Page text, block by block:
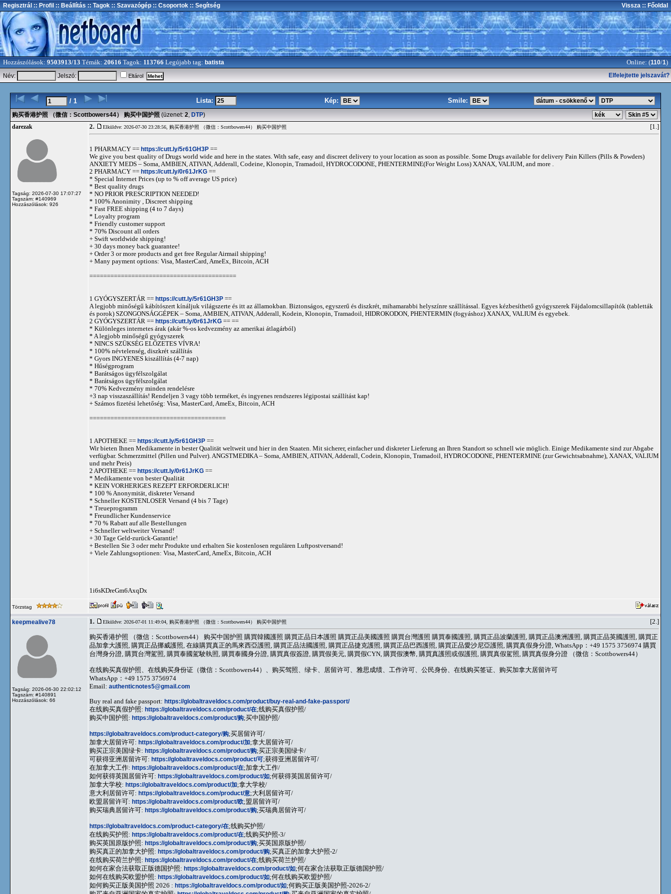
Regisztrál :: Profil :: Beállítás :: Tagok :: Szavazógép :: Csoportok :: Segítség Vissza :: Főoldal
Hozzászólások: 9503913/13 Témák: 20616 Tagok: 113766 Legújabb tag: batista Online: (110/1)
Név: Jelszó: Eltárol Elfelejtette jelszavát?
/ 1 Lista: Kép: Smile:
购买香港护照 （微信：Scottbowers44） 购买中国护照 (üzenet: 2, DTP)
darezak
Tagság: 2026-07-30 17:07:27
Tagszám: #140969
Hozzászólások: 926
2. Elküldve: 2026-07-30 23:28:56, 购买香港护照 （微信：Scottbowers44） 购买中国护照 [1.]
1 PHARMACY == https://cutt.ly/5r61GH3P ==
We give you best quality of Drugs world wide and here in the states. With safe, easy and discreet delivery to your location as soon as possible. Some Drugs available for delivery Pain Killers (Pills & Powders)
ANXIETY MEDS – Soma, AMBIEN, ATIVAN, Adderall, Codeine, Klonopin, Tramadoil, HYDROCODONE, PHENTERMINE(For Weight Loss) XANAX, VALIUM, and more .
2 PHARMACY == https://cutt.ly/0r61JrKG ==
* Special Internet Prices (up to % off average US price)
* Best quality drugs
* NO PRIOR PRESCRIPTION NEEDED!
* 100% Anonimity , Discreet shipping
* Fast FREE shipping (4 to 7 days)
* Loyalty program
* Friendly customer support
* 70% Discount all orders
+ Swift worldwide shipping!
+ 30 days money back guarantee!
+ Order 3 or more products and get free Regular Airmail shipping!
+ Many payment options: Visa, MasterCard, AmeEx, Bitcoin, ACH
==========================================
1 GYÓGYSZERTÁR == https://cutt.ly/5r61GH3P ==
A legjobb minőségű kábítószert kínáljuk világszerte és itt az államokban. Biztonságos, egyszerű és diszkrét, mihamarabbi helyszínre szállítással. Egyes kézbesíthető gyógyszerek Fájdalomcsillapítók (tabletták
és porok) SZONGONSÁGGÉPEK – Soma, AMBIEN, ATIVAN, Adderall, Kodein, Klonopin, Tramadoil, HIDROKODON, PHENTERMIN (fogyáshoz) XANAX, VALIUM és egyebek.
2 GYÓGYSZERTÁR == https://cutt.ly/0r61JrKG == ==
* Különleges internetes árak (akár %-os kedvezmény az amerikai átlagárból)
* A legjobb minőségű gyógyszerek
* NINCS SZÜKSÉG ELŐZETES VÍVRA!
* 100% névtelenség, diszkrét szállítás
* Gyors INGYENES kiszállítás (4-7 nap)
* Hűségprogram
* Barátságos ügyfélszolgálat
* Barátságos ügyfélszolgálat
* 70% Kedvezmény minden rendelésre
+3 nap visszaszállítás! Rendeljen 3 vagy több terméket, és ingyenes rendszeres légipostai szállítást kap!
+ Számos fizetési lehetőség: Visa, MasterCard, AmeEx, Bitcoin, ACH
=======================================
1 APOTHEKE == https://cutt.ly/5r61GH3P ==
Wir bieten Ihnen Medikamente in bester Qualität weltweit und hier in den Staaten. Mit sicherer, einfacher und diskreter Lieferung an Ihren Standort so schnell wie möglich. Einige Medikamente sind zur Abgabe
verfügbar. Schmerzmittel (Pillen und Pulver). ANGSTMEDIKA – Soma, AMBIEN, ATIVAN, Adderall, Codein, Klonopin, Tramadoil, HYDROCODONE, PHENTERMINE (zur Gewichtsabnahme), XANAX, VALIUM
und mehr Preis)
2 APOTHEKE == https://cutt.ly/0r61JrKG ==
* Medikamente von bester Qualität
* KEIN VORHERIGES REZEPT ERFORDERLICH!
* 100 % Anonymität, diskreter Versand
* Schneller KOSTENLOSER Versand (4 bis 7 Tage)
* Treueprogramm
* Freundlicher Kundenservice
* 70 % Rabatt auf alle Bestellungen
+ Schneller weltweiter Versand!
+ 30 Tage Geld-zurück-Garantie!
+ Bestellen Sie 3 oder mehr Produkte und erhalten Sie kostenlosen regulären Luftpostversand!
+ Viele Zahlungsoptionen: Visa, MasterCard, AmeEx, Bitcoin, ACH
1i6sKDreGm6AxqDx
Törzstag
keepmealive78
Tagság: 2026-06-30 22:02:12
Tagszám: #140891
Hozzászólások: 66
1. Elküldve: 2026-07-01 11:49:04, 购买香港护照 （微信：Scottbowers44） 购买中国护照 [2.]
购买香港护照 （微信：Scottbowers44） 购买中国护照 購買韓國護照 購買正品日本護照 購買正品美國護照 購買台灣護照 購買泰國護照, 購買正品波蘭護照, 購買正品澳洲護照, 購買正品英國護照, 購買正
品加拿大護照, 購買正品挪威護照, 在線購買真正的馬來西亞護照, 購買正品法國護照, 購買正品捷克護照, 購買正品巴西護照, 購買正品愛沙尼亞護照, 購買真假身分證, WhatsApp：+49 1575 3756974 購買
台灣身分證, 購買台灣駕照, 購買泰國駕駛執照, 購買泰國身分證, 購買真假簽證, 購買假美元, 購買假CYN, 購買假澳幣, 購買真護照或假護照, 購買真假駕照, 購買真假身分證 （微信：Scottbowers44）
在线购买真假护照、在线购买身份证（微信：Scottbowers44）、购买驾照、绿卡、居留许可、雅思成绩、工作许可、公民身份、在线购买签证、购买加拿大居留许可
WhatsApp：+49 1575 3756974
Email: authenticnotes5@gmail.com
Buy real and fake passport: https://globaltraveldocs.com/product/buy-real-and-fake-passport/
在线购买真假护照: https://globaltraveldocs.com/product/在;线购买真假护照/
购买中国护照: https://globaltraveldocs.com/product/购;买中国护照/
https://globaltraveldocs.com/product-category/购;买居留许可/
加拿大居留许可: https://globaltraveldocs.com/product/加;拿大居留许可/
购买正宗美国绿卡: https://globaltraveldocs.com/product/购;买正宗美国绿卡/
可获得亚洲居留许可: https://globaltraveldocs.com/product/可;获得亚洲居留许可/
在加拿大工作: https://globaltraveldocs.com/product/在;加拿大工作/
如何获得英国居留许可: https://globaltraveldocs.com/product/如;何获得英国居留许可/
加拿大学校: https://globaltraveldocs.com/product/加;拿大学校/
意大利居留许可: https://globaltraveldocs.com/product/意;大利居留许可/
欧盟居留许可: https://globaltraveldocs.com/product/欧;盟居留许可/
购买瑞典居留许可: https://globaltraveldocs.com/product/购;买瑞典居留许可/
https://globaltraveldocs.com/product-category/在;线购买护照/
在线购买护照: https://globaltraveldocs.com/product/在;线购买护照-3/
购买英国原版护照: https://globaltraveldocs.com/product/购;买英国原版护照/
购买真正的加拿大护照: https://globaltraveldocs.com/product/购;买真正的加拿大护照-2/
在线购买荷兰护照: https://globaltraveldocs.com/product/在;线购买荷兰护照/
如何在家合法获取正版德国护照: https://globaltraveldocs.com/product/如;何在家合法获取正版德国护照/
如何在线购买欧盟护照: https://globaltraveldocs.com/product/如;何在线购买欧盟护照/
如何购买正版美国护照 2026 : https://globaltraveldocs.com/product/如;何购买正版美国护照-2026-2/